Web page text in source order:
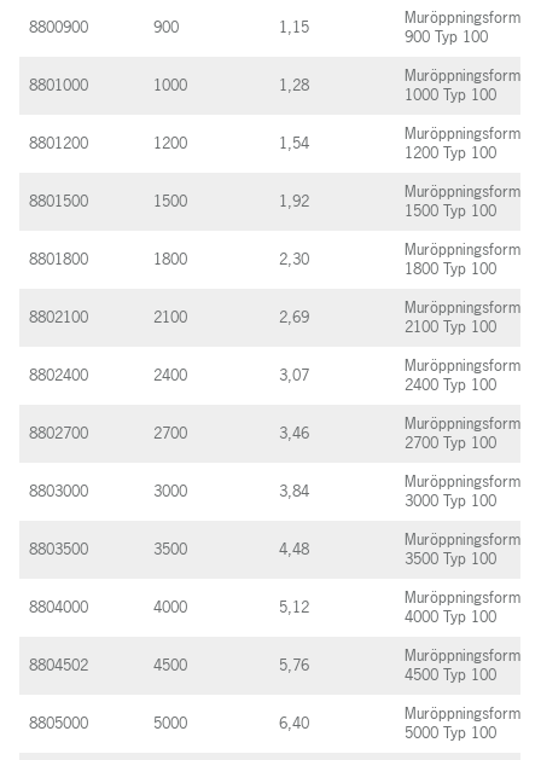
8800900 900 1,15
Muröppningsform
900 Typ 100
8801000 1000 1,28
Muröppningsform
1000 Typ 100
8801200 1200 1,54
Muröppningsform
1200 Typ 100
8801500 1500 1,92
Muröppningsform
1500 Typ 100
8801800 1800 2,30
Muröppningsform
1800 Typ 100
8802100 2100 2,69
Muröppningsform
2100 Typ 100
8802400 2400 3,07
Muröppningsform
2400 Typ 100
8802700 2700 3,46
Muröppningsform
2700 Typ 100
8803000 3000 3,84
Muröppningsform
3000 Typ 100
8803500 3500 4,48
Muröppningsform
3500 Typ 100
8804000 4000 5,12
Muröppningsform
4000 Typ 100
8804502 4500 5,76
Muröppningsform
4500 Typ 100
8805000 5000 6,40
Muröppningsform
5000 Typ 100